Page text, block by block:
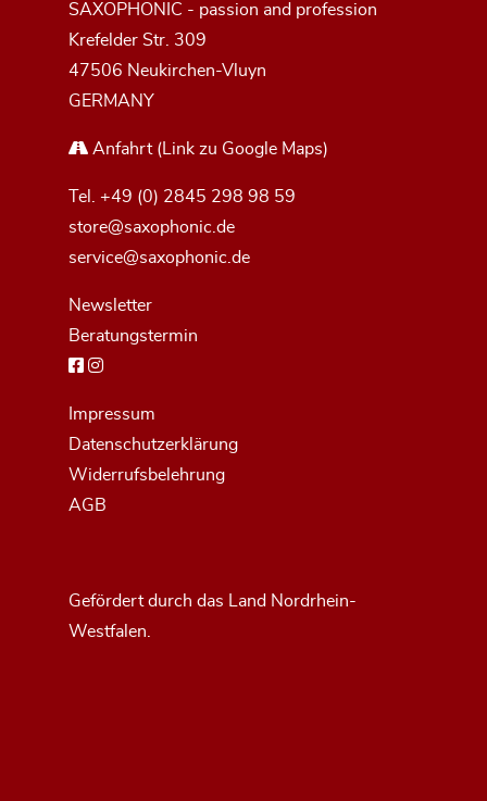
SAXOPHONIC - passion and profession
Krefelder Str. 309
47506 Neukirchen-Vluyn
GERMANY
Anfahrt(Link zu Google Maps)
Tel. +49 (0) 2845 298 98 59
store@saxophonic.de
service@saxophonic.de
Newsletter
Beratungstermin
Impressum
Datenschutzerklärung
Widerrufsbelehrung
AGB
Gefördert durch das Land Nordrhein-
Westfalen.